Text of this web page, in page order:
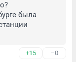
была
+15 –0